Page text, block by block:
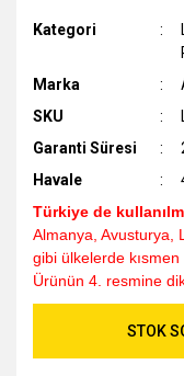
Kategori
Marka
SKU
Garanti Süresi
Havale
Türkiye de
Almanya, Avusturya,
gibi ülkelerde kısmen
Ürünün 4. resmine
STOK